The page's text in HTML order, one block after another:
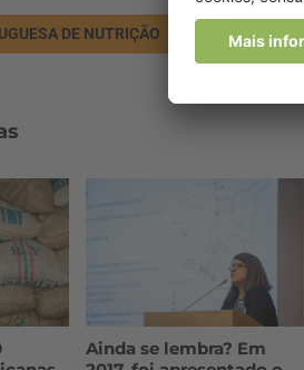
DE NUTRIÇÃO CONVERSAS NO
Ainda se lembra? Em